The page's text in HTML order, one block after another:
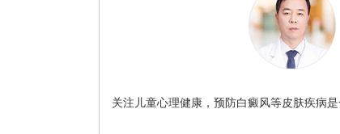
关注儿童心理健康，预防白癜风等皮肤疾病